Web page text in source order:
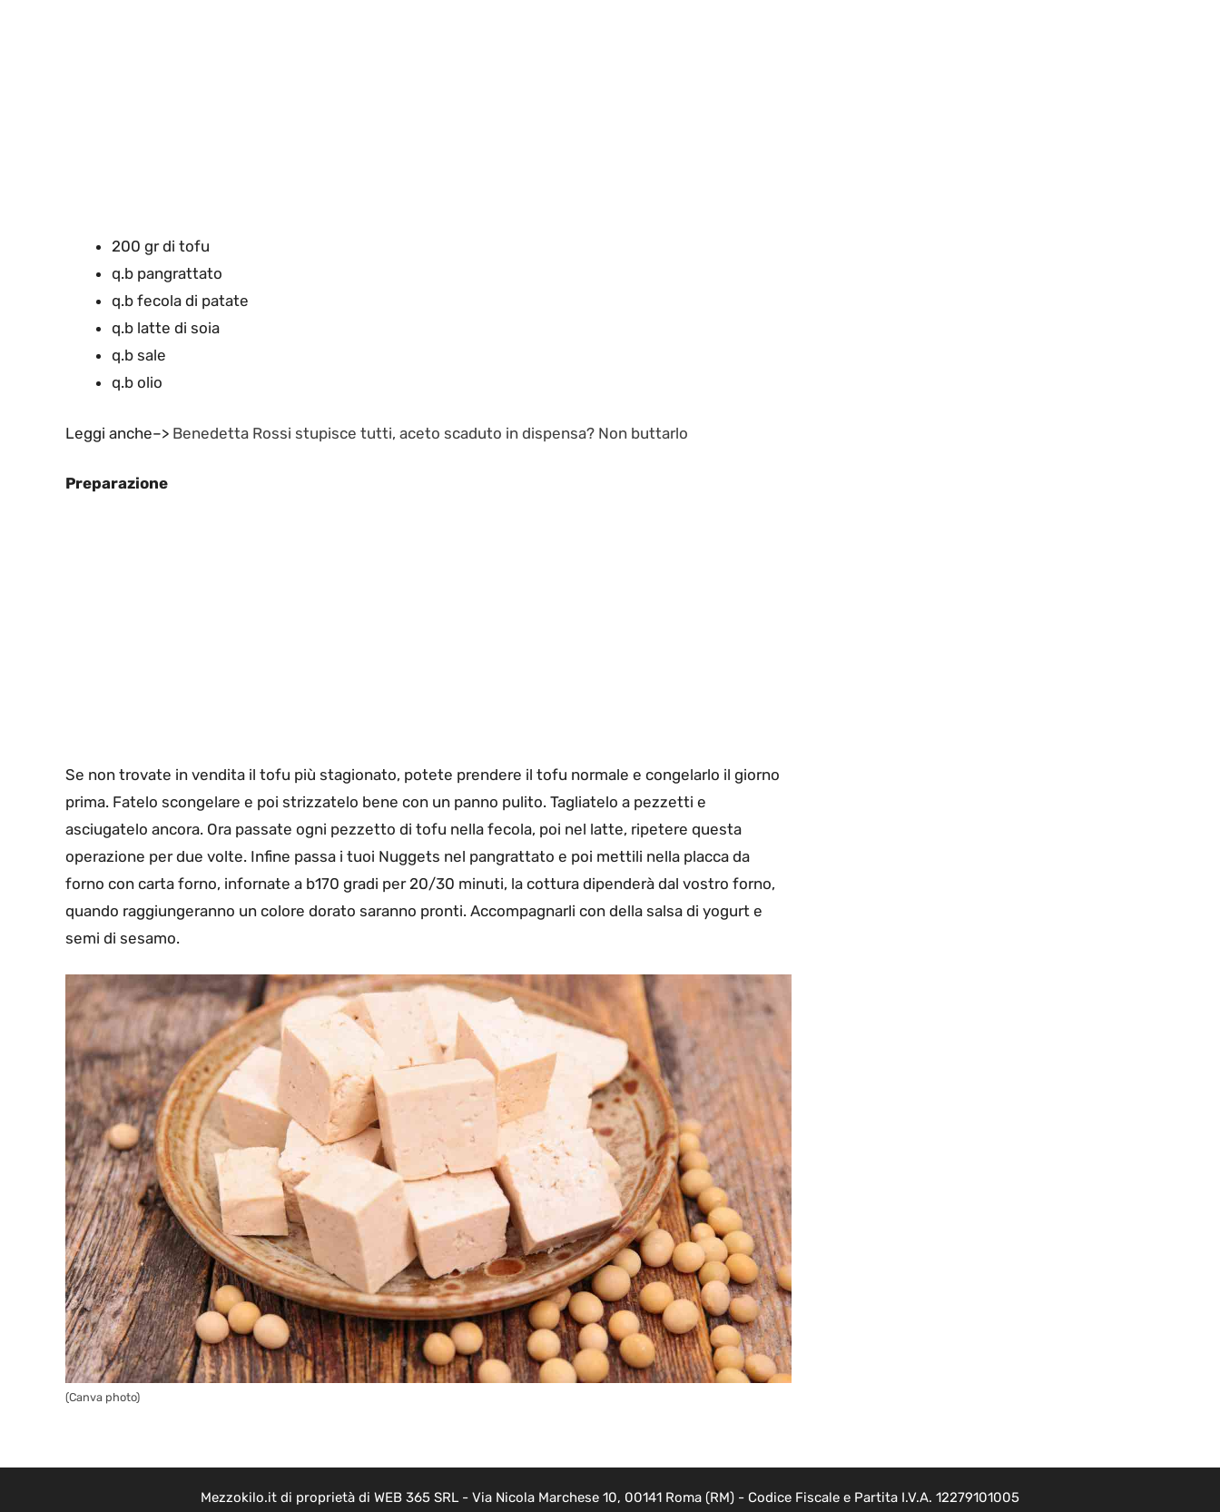
200 gr di tofu
q.b pangrattato
q.b fecola di patate
q.b latte di soia
q.b sale
q.b olio
Leggi anche–> Benedetta Rossi stupisce tutti, aceto scaduto in dispensa? Non buttarlo
Preparazione
Se non trovate in vendita il tofu più stagionato, potete prendere il tofu normale e congelarlo il giorno
prima. Fatelo scongelare e poi strizzatelo bene con un panno pulito. Tagliatelo a pezzetti e
asciugatelo ancora. Ora passate ogni pezzetto di tofu nella fecola, poi nel latte, ripetere questa
operazione per due volte. Infine passa i tuoi Nuggets nel pangrattato e poi mettili nella placca da
forno con carta forno, infornate a b170 gradi per 20/30 minuti, la cottura dipenderà dal vostro forno,
quando raggiungeranno un colore dorato saranno pronti. Accompagnarli con della salsa di yogurt e
semi di sesamo.
(Canva photo)
Mezzokilo.it di proprietà di WEB 365 SRL - Via Nicola Marchese 10, 00141 Roma (RM) - Codice Fiscale e Partita I.V.A. 12279101005